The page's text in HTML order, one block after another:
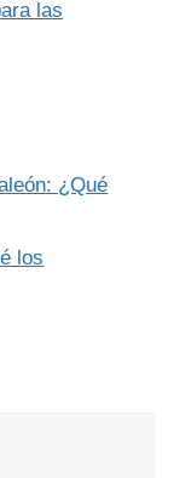
las
¿Qué
los